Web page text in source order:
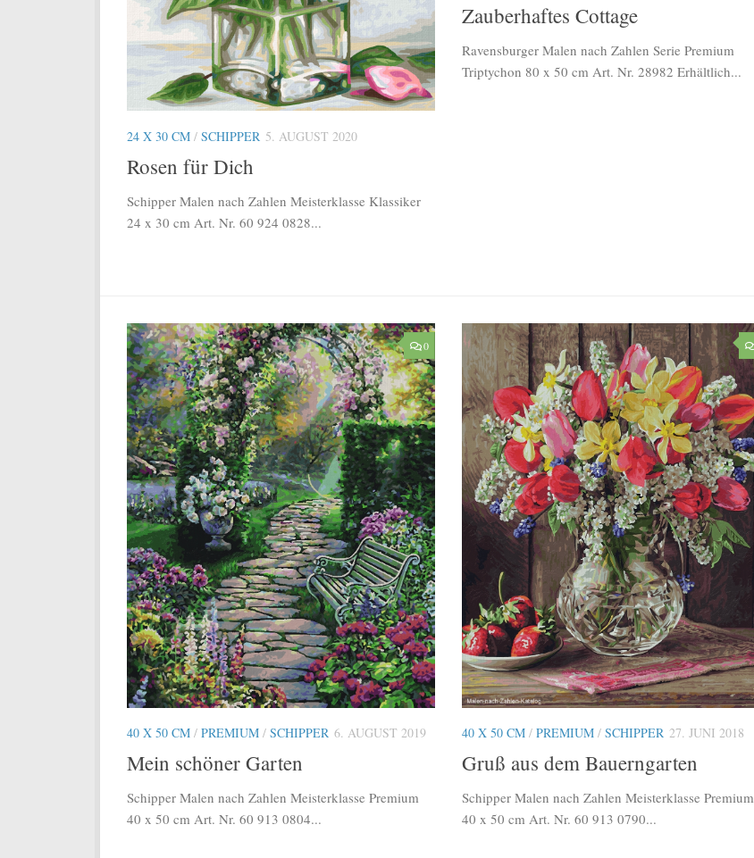
24 X 30 CM / SCHIPPER 5. AUGUST 2020
Rosen für Dich
Schipper Malen nach Zahlen Meisterklasse Klassiker
24 x 30 cm Art. Nr. 60 924 0828...
Zauberhaftes Cottage
Ravensburger Malen nach Zahlen Serie Premium
Triptychon 80 x 50 cm Art. Nr. 28982 Erhältlich...
0
40 X 50 CM / PREMIUM / SCHIPPER 6. AUGUST 2019
Mein schöner Garten
Schipper Malen nach Zahlen Meisterklasse Premium
40 x 50 cm Art. Nr. 60 913 0804...
40 X 50 CM / PREMIUM / SCHIPPER 27. JUNI 2018
Gruß aus dem Bauerngarten
Schipper Malen nach Zahlen Meisterklasse Premium
40 x 50 cm Art. Nr. 60 913 0790...